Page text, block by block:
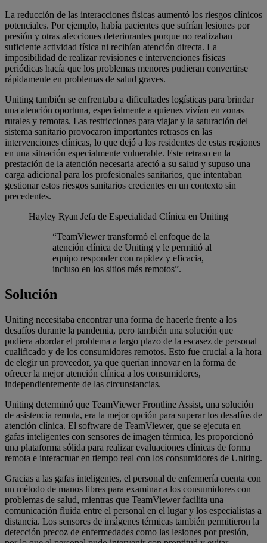
La reducción de las interacciones físicas aumentó los riesgos clínicos
potenciales. Por ejemplo, había pacientes que sufrían lesiones por
presión y otras afecciones deteriorantes porque no realizaban
suficiente actividad física ni recibían atención directa. La
imposibilidad de realizar revisiones e intervenciones físicas
periódicas hacía que los problemas menores pudieran convertirse
rápidamente en problemas de salud graves.
Uniting también se enfrentaba a dificultades logísticas para brindar
una atención oportuna, especialmente a quienes vivían en zonas
rurales y remotas. Las restricciones para viajar y la saturación del
sistema sanitario provocaron importantes retrasos en las
intervenciones clínicas, lo que dejó a los residentes de estas regiones
en una situación especialmente vulnerable. Este retraso en la
prestación de la atención necesaria afectó a su salud y supuso una
carga adicional para los profesionales sanitarios, que intentaban
gestionar estos riesgos sanitarios crecientes en un contexto sin
precedentes.
Hayley Ryan Jefa de Especialidad Clínica en Uniting
“TeamViewer transformó el enfoque de la
atención clínica de Uniting y le permitió al
equipo responder con rapidez y eficacia,
incluso en los sitios más remotos”.
Solución
Uniting necesitaba encontrar una forma de hacerle frente a los
desafíos durante la pandemia, pero también una solución que
pudiera abordar el problema a largo plazo de la escasez de personal
cualificado y de los consumidores remotos. Esto fue crucial a la hora
de elegir un proveedor, ya que querían innovar en la forma de
ofrecer la mejor atención clínica a los consumidores,
independientemente de las circunstancias.
Uniting determinó que TeamViewer Frontline Assist, una solución
de asistencia remota, era la mejor opción para superar los desafíos de
atención clínica. El software de TeamViewer, que se ejecuta en
gafas inteligentes con sensores de imagen térmica, les proporcionó
una plataforma sólida para realizar evaluaciones clínicas de forma
remota e interactuar en tiempo real con los consumidores de Uniting.
Gracias a las gafas inteligentes, el personal de enfermería cuenta con
un método de manos libres para examinar a los consumidores con
problemas de salud, mientras que TeamViewer facilita una
comunicación fluida entre el personal en el lugar y los especialistas a
distancia. Los sensores de imágenes térmicas también permitieron la
detección precoz de enfermedades como las lesiones por presión,